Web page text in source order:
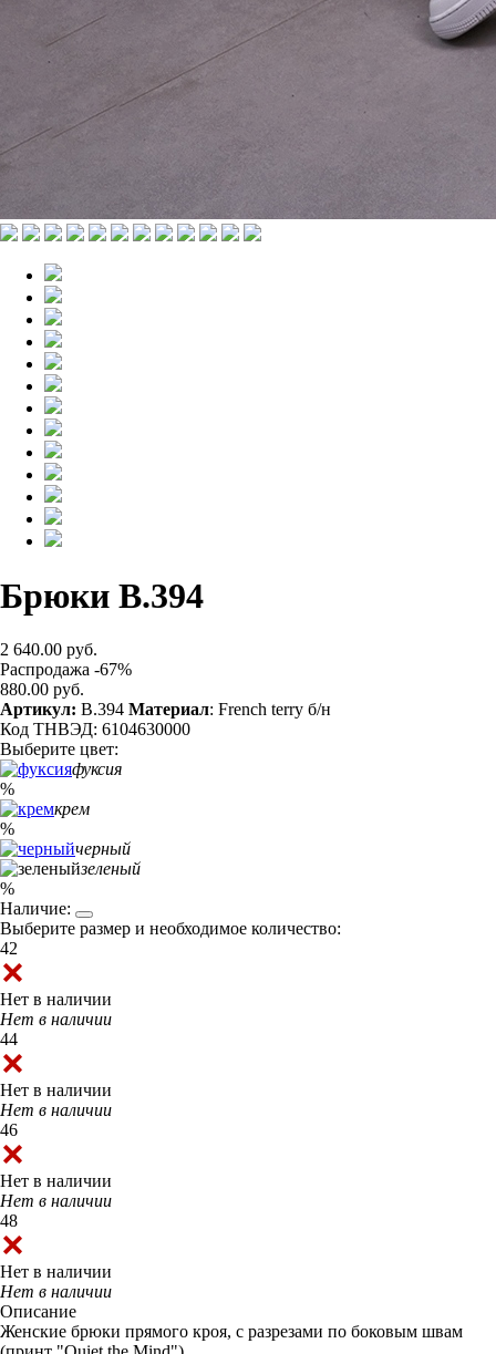
Брюки B.394
2 640.00 руб.
Распродажа -67%
880.00 руб.
Артикул: B.394 Материал: French terry б/н
Код ТНВЭД: 6104630000
Выберите цвет:
фуксия
%
крем
%
черный
зеленый
%
Наличие:
Выберите размер и необходимое количество:
42
Нет в наличии
Нет в наличии
44
Нет в наличии
Нет в наличии
46
Нет в наличии
Нет в наличии
48
Нет в наличии
Нет в наличии
Описание
Женские брюки прямого кроя, с разрезами по боковым швам